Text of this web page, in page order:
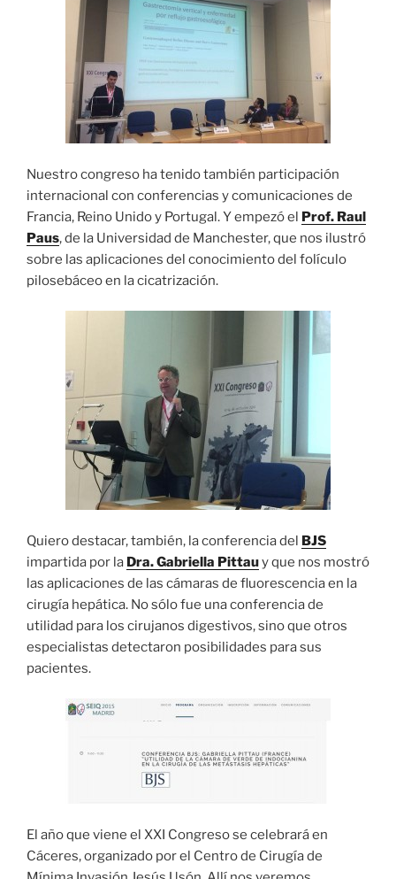
Nuestro congreso ha tenido también participación
internacional con conferencias y comunicaciones de
Francia, Reino Unido y Portugal. Y empezó el Prof. Raul
Paus, de la Universidad de Manchester, que nos ilustró
sobre las aplicaciones del conocimiento del folículo
pilosebáceo en la cicatrización.
Quiero destacar, también, la conferencia del BJS
impartida por la Dra. Gabriella Pittauy que nos mostró
las aplicaciones de las cámaras de fluorescencia en la
cirugía hepática. No sólo fue una conferencia de
utilidad para los cirujanos digestivos, sino que otros
especialistas detectaron posibilidades para sus
pacientes.
El año que viene el XXI Congreso se celebrará en
Cáceres, organizado por el Centro de Cirugía de